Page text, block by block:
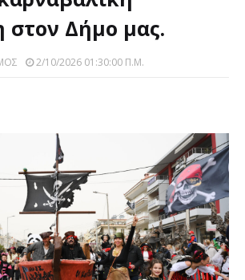
στον Δήμο μας.
2/10/2026 01:30:00 Π.μ.